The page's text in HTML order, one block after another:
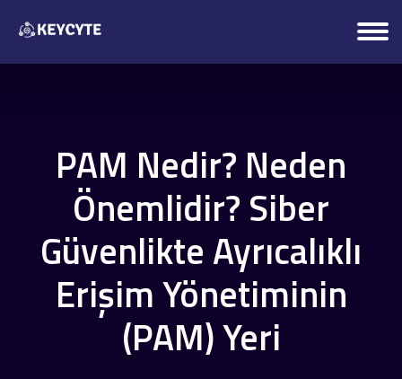
PAM Nedir? Neden
Önemlidir? Siber
Güvenlikte Ayrıcalıklı
Erişim Yönetiminin
(PAM) Yeri